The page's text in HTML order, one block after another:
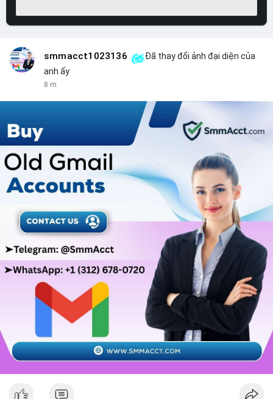
smmacct1023136
Đã thay đổi ảnh đại diện của
anh ấy
8 m